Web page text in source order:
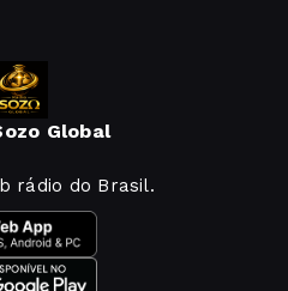
Global
rádio do Brasil.